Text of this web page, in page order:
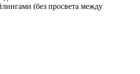
(без просвета между